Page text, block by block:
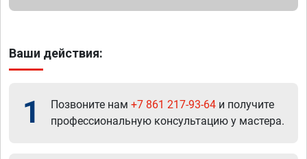
Ваши действия:
1 Позвоните нам +7 861 217-93-64 и получите
профессиональную консультацию у мастера.